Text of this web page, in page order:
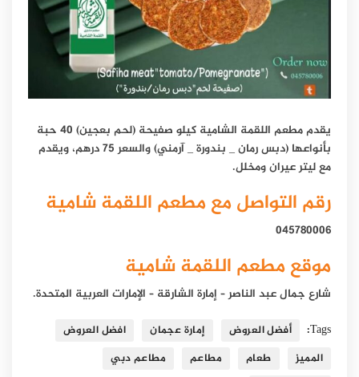
يقدم مطعم اللقمة الشامية كيلو صفيحة (لحم بعجين) 40 حبة
بأنواعها (دبس رمان _ بندورة _ آرمني) والسعر 75 درهم، ويقدم
مع ليتر عيران ومخلل.
رقم التواصل مع مطعم اللقمة شامية
045780006
موقع مطعم اللقمة شامية
شارع جمال عبد الناصر – إمارة الشارقة – الإمارات العربية المتحدة.
Tags:
أفضل العروض إمارة عجمان
افضل العروض
المميز
طعام مطاعم
مطاعم دبي